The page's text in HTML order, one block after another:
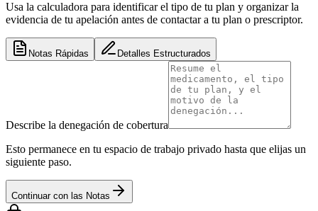
Usa la calculadora para identificar el tipo de tu plan y organizar la
evidencia de tu apelación antes de contactar a tu plan o prescriptor.
Notas Rápidas Detalles Estructurados
Describe la denegación de cobertura
Esto permanece en tu espacio de trabajo privado hasta que elijas un
siguiente paso.
Continuar con las Notas